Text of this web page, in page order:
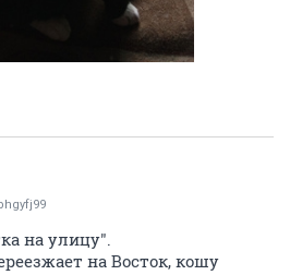
на улицу".
на Восток, кошу